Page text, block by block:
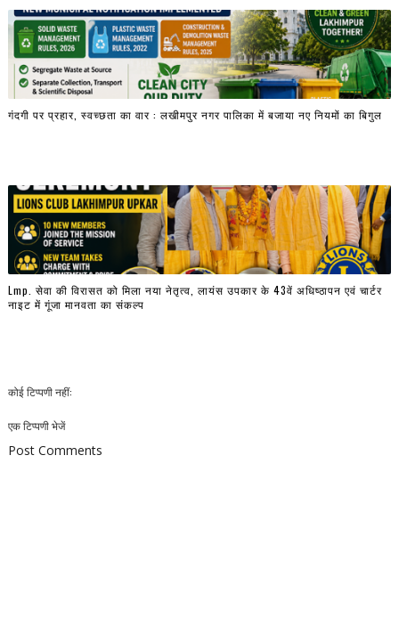
गंदगी पर प्रहार, स्वच्छता का वार : लखीमपुर नगर पालिका में बजाया नए नियमों का बिगुल
Lmp. सेवा की विरासत को मिला नया नेतृत्व, लायंस उपकार के 43वें अधिष्ठापन एवं चार्टर
नाइट में गूंजा मानवता का संकल्प
कोई टिप्पणी नहीं:
एक टिप्पणी भेजें
Post Comments